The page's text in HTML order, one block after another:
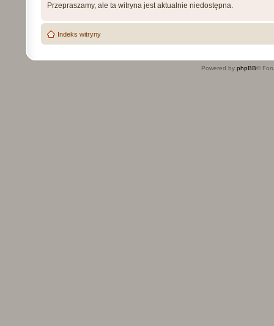
Przepraszamy, ale ta witryna jest aktualnie niedostępna.
Indeks witryny
Powered by phpBB®